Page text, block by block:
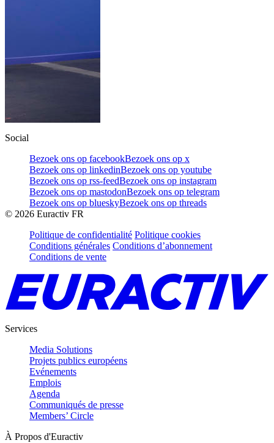
Social
Bezoek ons op facebookBezoek ons op x
Bezoek ons op linkedinBezoek ons op youtube
Bezoek ons op rss-feedBezoek ons op instagram
Bezoek ons op mastodonBezoek ons op telegram
Bezoek ons op blueskyBezoek ons op threads
© 2026 Euractiv FR
Politique de confidentialité Politique cookies
Conditions générales Conditions d’abonnement
Conditions de vente
Services
Media Solutions
Projets publics européens
Evénements
Emplois
Agenda
Communiqués de presse
Members’ Circle
À Propos d'Euractiv